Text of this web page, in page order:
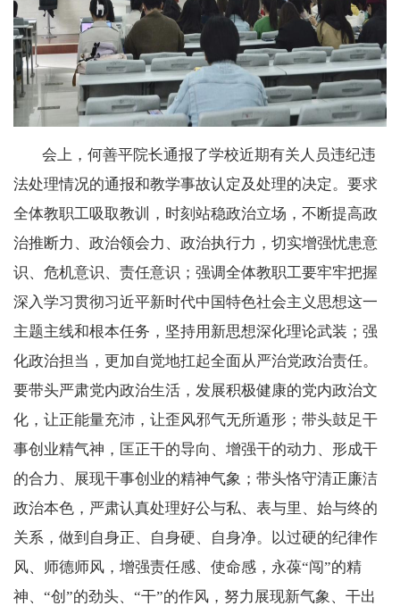
会上，何善平院长通报了学校近期有关人员违纪违
法处理情况的通报和教学事故认定及处理的决定。要求
全体教职工吸取教训，时刻站稳政治立场，不断提高政
治推断力、政治领会力、政治执行力，切实增强忧患意
识、危机意识、责任意识；强调全体教职工要牢牢把握
深入学习贯彻习近平新时代中国特色社会主义思想这一
主题主线和根本任务，坚持用新思想深化理论武装；强
化政治担当，更加自觉地扛起全面从严治党政治责任。
要带头严肃党内政治生活，发展积极健康的党内政治文
化，让正能量充沛，让歪风邪气无所遁形；带头鼓足干
事创业精气神，匡正干的导向、增强干的动力、形成干
的合力、展现干事创业的精神气象；带头恪守清正廉洁
政治本色，严肃认真处理好公与私、表与里、始与终的
关系，做到自身正、自身硬、自身净。以过硬的纪律作
风、师德师风，增强责任感、使命感，永葆“闯”的精
神、“创”的劲头、“干”的作风，努力展现新气象、干出